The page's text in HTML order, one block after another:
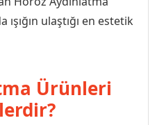
Audio Sesli Diafonlar
Audio Tek Butonlu Zil Panalleri
Zil Anahtar Serisi
ulaştığı en estetik
Ürünleri